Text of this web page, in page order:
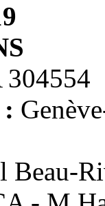
304554
Beau-